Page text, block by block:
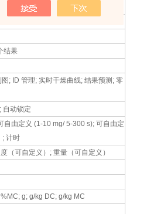
结果
; ID 管理; 实时干燥曲线; 结果预测; 零
自动锁定
自由定义 (1-10 mg/ 5-300 s); 可自由定
; 计时
（可自定义）; 重量（可自定义）
g; g/kg DC; g/kg MC